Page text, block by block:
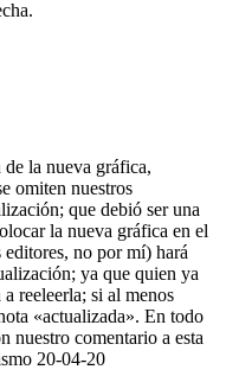
la nueva gráfica,
omiten nuestros
que debió ser una
la nueva gráfica en el
no por mí) hará
ya que quien ya
reeleerla; si al menos
«actualizada». En todo
nuestro comentario a esta
20-04-20